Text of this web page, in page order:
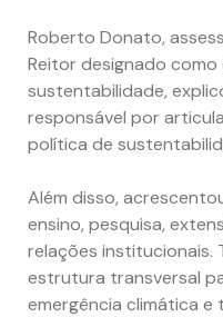
Roberto Donato,
Reitor designado
sustentabilidade,
responsável por
política de
Além disso,
ensino, pesquisa,
relações institucionais.
estrutura transversal
emergência climática